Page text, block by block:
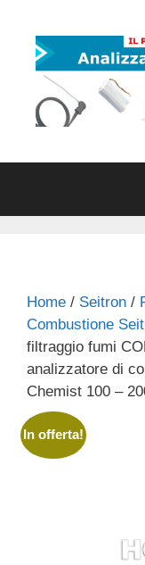
contenuto
Home / Seitron /
Combustione
filtraggio fumi
analizzatore di
Chemist 100 –
In offerta!